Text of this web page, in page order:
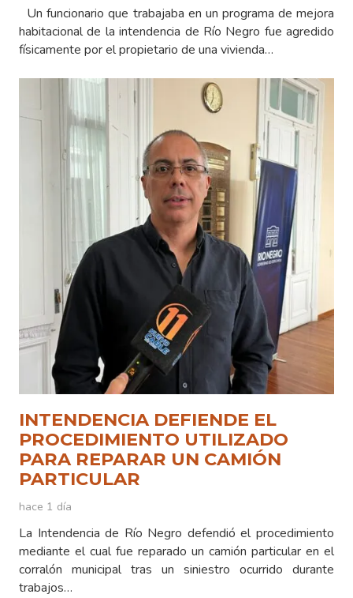
Un funcionario que trabajaba en un programa de mejora
habitacional de la intendencia de Río Negro fue agredido
físicamente por el propietario de una vivienda…
INTENDENCIA DEFIENDE EL
PROCEDIMIENTO UTILIZADO
PARA REPARAR UN CAMIÓN
PARTICULAR
hace 1 día
La Intendencia de Río Negro defendió el procedimiento
mediante el cual fue reparado un camión particular en el
corralón municipal tras un siniestro ocurrido durante
trabajos…